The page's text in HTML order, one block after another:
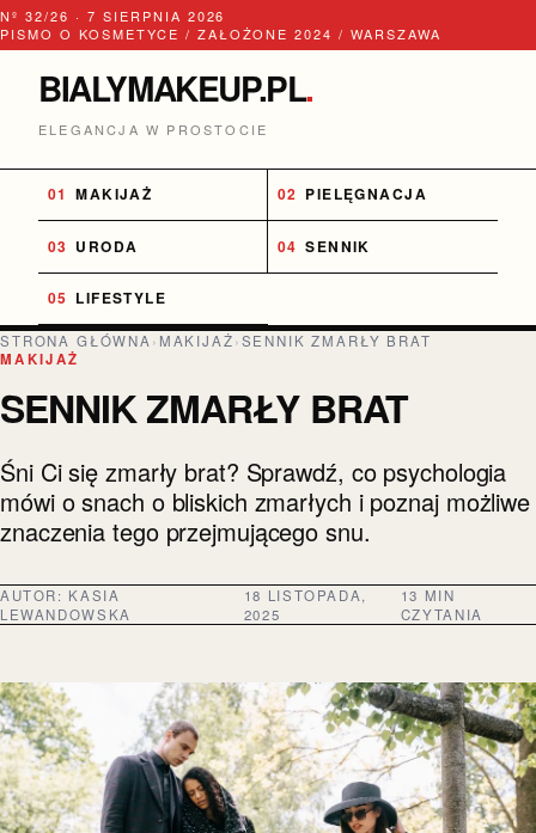
Nº 32/26 · 7 SIERPNIA 2026
PISMO O KOSMETYCE / ZAŁOŻONE 2024 / WARSZAWA
BIALYMAKEUP.PL.
ELEGANCJA W PROSTOCIE
MAKIJAŻ PIELĘGNACJA
URODA SENNIK
LIFESTYLE
STRONA GŁÓWNA› MAKIJAŻ›SENNIK ZMARŁY BRAT
MAKIJAŻ
SENNIK ZMARŁY BRAT
Śni Ci się zmarły brat? Sprawdź, co psychologia
mówi o snach o bliskich zmarłych i poznaj możliwe
znaczenia tego przejmującego snu.
AUTOR: KASIA
LEWANDOWSKA
18 LISTOPADA,
2025
13 MIN
CZYTANIA